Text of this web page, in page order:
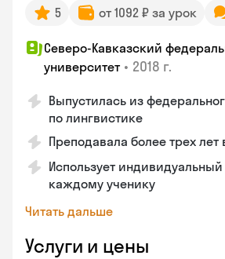
5 от 1092 ₽ за урок
Северо-Кавказский
университет • 2018 г.
Выпустилась из
по лингвистике
Преподавала более трех лет
Использует
каждому ученику
Читать дальше
Услуги и цены